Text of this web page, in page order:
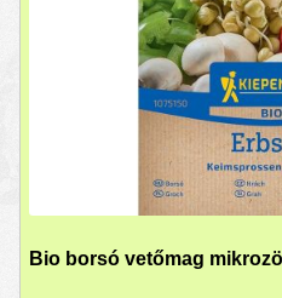
Bio borsó vetőmag